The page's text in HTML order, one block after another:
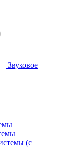
Звуковое
(с